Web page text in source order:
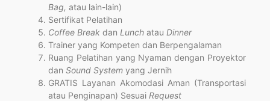
Bag, atau lain-lain)
Sertifikat Pelatihan
Coffee Break dan Lunch atau Dinner
Trainer yang Kompeten dan Berpengalaman
Ruang Pelatihan yang Nyaman dengan Proyektor
dan Sound System yang Jernih
GRATIS Layanan Akomodasi Aman (Transportasi
atau Penginapan) Sesuai Request